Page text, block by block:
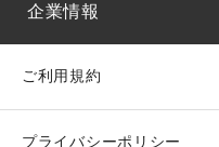
企業情報
ご利用規約
プライバシーポリシー